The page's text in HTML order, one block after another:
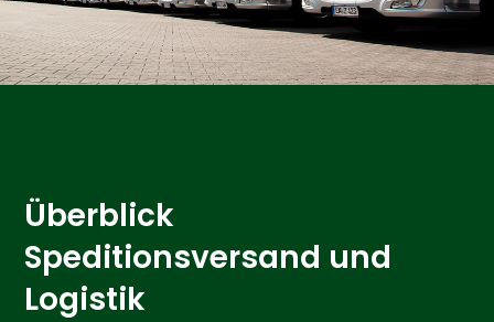
Überblick
Speditionsversand und
Logistik